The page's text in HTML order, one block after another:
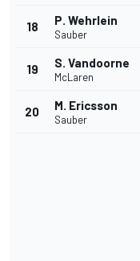
18 P. Wehrlein
Sauber
19 S. Vandoorne
McLaren
20 M. Ericsson
Sauber